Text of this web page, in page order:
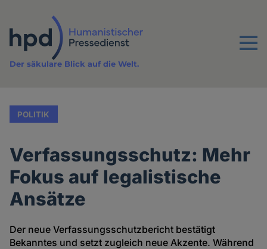
Inhalt
Menu
Der säkulare Blick auf die Welt.
POLITIK
Verfassungsschutz: Mehr
Fokus auf legalistische
Ansätze
Der neue Verfassungsschutzbericht bestätigt
Bekanntes und setzt zugleich neue Akzente. Während